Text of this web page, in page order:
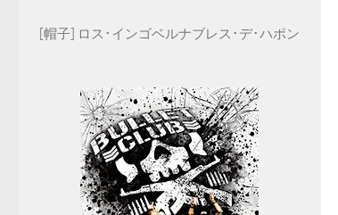
[帽子] ロス･インゴベルナブレス･デ･ハポン